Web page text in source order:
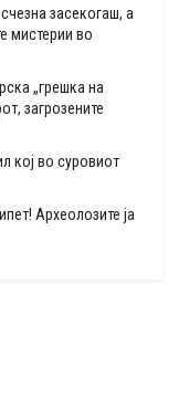
засекогаш, а
мистерии во
„грешка на
загрозените
кој во суровиот
Археолозите ја